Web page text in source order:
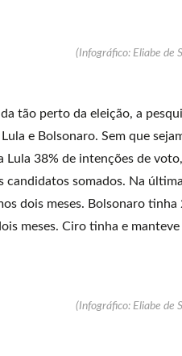
(Infográfico: Eliabe de
tão perto da eleição, a
e Bolsonaro. Sem que
38% de intenções de
candidatos somados. Na
dois meses. Bolsonaro
meses. Ciro tinha e
(Infográfico: Eliabe de